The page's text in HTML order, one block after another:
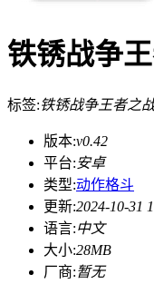
铁锈战争
标签:铁锈战争王者之
版本:v0.42
平台:安卓
类型:动作格斗
更新:2024-10-31
语言:中文
大小:28MB
厂商:暂无